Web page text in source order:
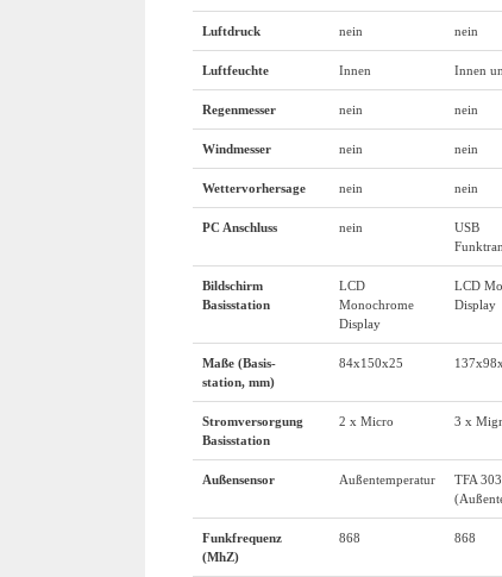
Luftdruck nein nein
Luftfeuchte Innen Innen
Regenmesser nein nein
Windmesser nein nein
Wettervorhersage nein nein
PC Anschluss nein
USB
Bildschirm
Basisstation
LCD
Monochrome
Display
LCD
Display
Maße (Basis-
station, mm)
84x150x25
Stromversorgung
Basisstation
2 x Micro 3 x
Außensensor Außentemperatur
TFA
Funkfrequenz
(MhZ)
868 868